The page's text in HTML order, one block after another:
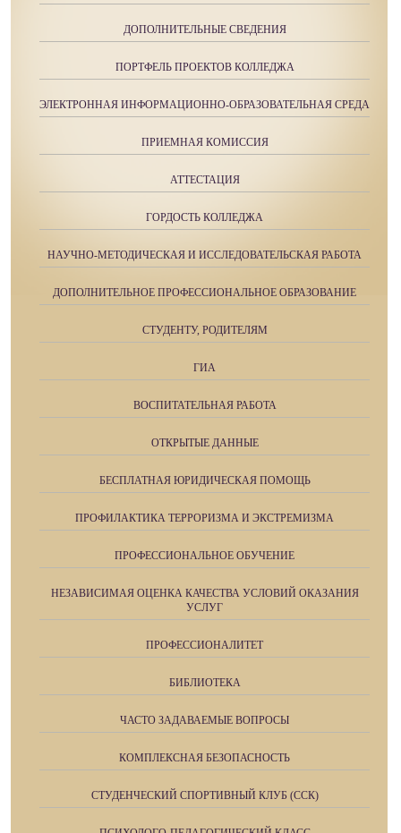
ДОПОЛНИТЕЛЬНЫЕ СВЕДЕНИЯ
ПОРТФЕЛЬ ПРОЕКТОВ КОЛЛЕДЖА
ЭЛЕКТРОННАЯ ИНФОРМАЦИОННО-ОБРАЗОВАТЕЛЬНАЯ СРЕДА
ПРИЕМНАЯ КОМИССИЯ
АТТЕСТАЦИЯ
ГОРДОСТЬ КОЛЛЕДЖА
НАУЧНО-МЕТОДИЧЕСКАЯ И ИССЛЕДОВАТЕЛЬСКАЯ РАБОТА
ДОПОЛНИТЕЛЬНОЕ ПРОФЕССИОНАЛЬНОЕ ОБРАЗОВАНИЕ
СТУДЕНТУ, РОДИТЕЛЯМ
ГИА
ВОСПИТАТЕЛЬНАЯ РАБОТА
ОТКРЫТЫЕ ДАННЫЕ
БЕСПЛАТНАЯ ЮРИДИЧЕСКАЯ ПОМОЩЬ
ПРОФИЛАКТИКА ТЕРРОРИЗМА И ЭКСТРЕМИЗМА
ПРОФЕССИОНАЛЬНОЕ ОБУЧЕНИЕ
НЕЗАВИСИМАЯ ОЦЕНКА КАЧЕСТВА УСЛОВИЙ ОКАЗАНИЯ
УСЛУГ
ПРОФЕССИОНАЛИТЕТ
БИБЛИОТЕКА
ЧАСТО ЗАДАВАЕМЫЕ ВОПРОСЫ
КОМПЛЕКСНАЯ БЕЗОПАСНОСТЬ
СТУДЕНЧЕСКИЙ СПОРТИВНЫЙ КЛУБ (ССК)